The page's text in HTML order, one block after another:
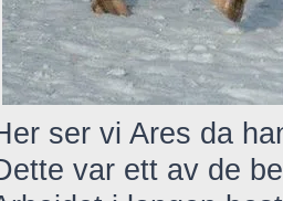
ser vi Ares da
var ett av de